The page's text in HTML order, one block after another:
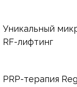
Уникальный
RF-лифтинг
PRP-терапия